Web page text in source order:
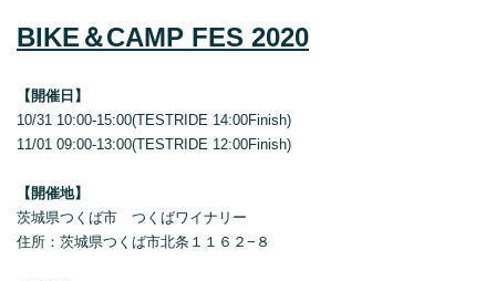
BIKE＆CAMP FES 2020
【開催日】
10/31 10:00-15:00(TESTRIDE 14:00Finish)
11/01 09:00-13:00(TESTRIDE 12:00Finish)
【開催地】
茨城県つくば市 つくばワイナリー
住所：茨城県つくば市北条１１６２−８